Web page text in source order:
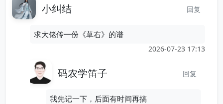
小纠结 回复
求大佬传一份《草右》的谱
2026-07-23 17:13
码农学笛子 回复
我先记一下，后面有时间再搞